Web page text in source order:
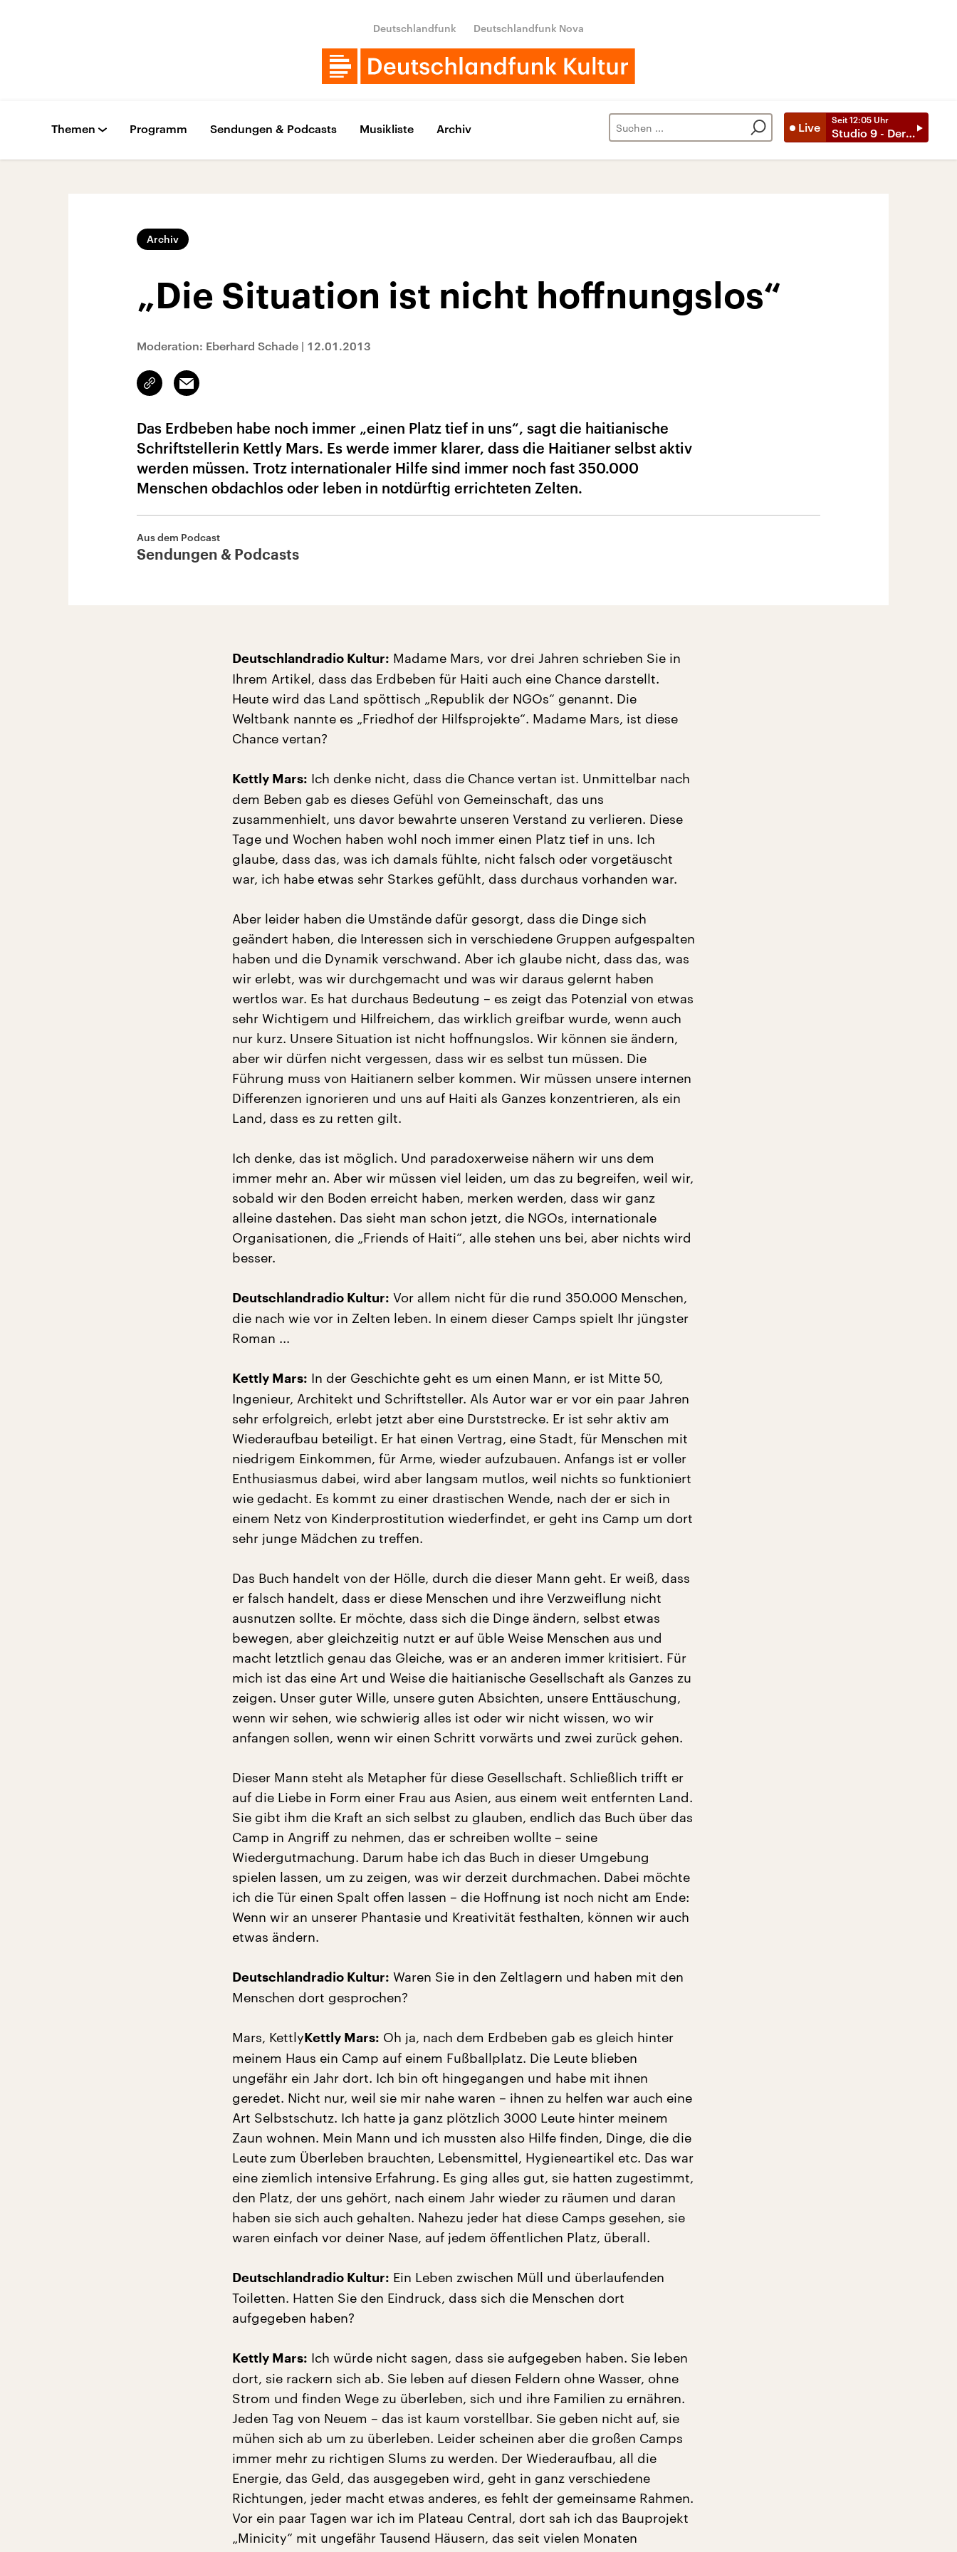
Deutschlandfunk Deutschlandfunk Nova
Live
Seit 12:05 Uhr
Studio 9 - Der Tag mit
Themen Programm Sendungen & Podcasts Musikliste Archiv
Archiv
„Die Situation ist nicht hoffnungslos“
Moderation: Eberhard Schade | 12.01.2013
Link
kopieren/teilen
Email
Das Erdbeben habe noch immer „einen Platz tief in uns“, sagt die haitianische
Schriftstellerin Kettly Mars. Es werde immer klarer, dass die Haitianer selbst aktiv
werden müssen. Trotz internationaler Hilfe sind immer noch fast 350.000
Menschen obdachlos oder leben in notdürftig errichteten Zelten.
Aus dem Podcast
Sendungen & Podcasts
Deutschlandradio Kultur: Madame Mars, vor drei Jahren schrieben Sie in
Ihrem Artikel, dass das Erdbeben für Haiti auch eine Chance darstellt.
Heute wird das Land spöttisch „Republik der NGOs“ genannt. Die
Weltbank nannte es „Friedhof der Hilfsprojekte“. Madame Mars, ist diese
Chance vertan?
Kettly Mars: Ich denke nicht, dass die Chance vertan ist. Unmittelbar nach
dem Beben gab es dieses Gefühl von Gemeinschaft, das uns
zusammenhielt, uns davor bewahrte unseren Verstand zu verlieren. Diese
Tage und Wochen haben wohl noch immer einen Platz tief in uns. Ich
glaube, dass das, was ich damals fühlte, nicht falsch oder vorgetäuscht
war, ich habe etwas sehr Starkes gefühlt, dass durchaus vorhanden war.
Aber leider haben die Umstände dafür gesorgt, dass die Dinge sich
geändert haben, die Interessen sich in verschiedene Gruppen aufgespalten
haben und die Dynamik verschwand. Aber ich glaube nicht, dass das, was
wir erlebt, was wir durchgemacht und was wir daraus gelernt haben
wertlos war. Es hat durchaus Bedeutung – es zeigt das Potenzial von etwas
sehr Wichtigem und Hilfreichem, das wirklich greifbar wurde, wenn auch
nur kurz. Unsere Situation ist nicht hoffnungslos. Wir können sie ändern,
aber wir dürfen nicht vergessen, dass wir es selbst tun müssen. Die
Führung muss von Haitianern selber kommen. Wir müssen unsere internen
Differenzen ignorieren und uns auf Haiti als Ganzes konzentrieren, als ein
Land, dass es zu retten gilt.
Ich denke, das ist möglich. Und paradoxerweise nähern wir uns dem
immer mehr an. Aber wir müssen viel leiden, um das zu begreifen, weil wir,
sobald wir den Boden erreicht haben, merken werden, dass wir ganz
alleine dastehen. Das sieht man schon jetzt, die NGOs, internationale
Organisationen, die „Friends of Haiti“, alle stehen uns bei, aber nichts wird
besser.
Deutschlandradio Kultur: Vor allem nicht für die rund 350.000 Menschen,
die nach wie vor in Zelten leben. In einem dieser Camps spielt Ihr jüngster
Roman ...
Kettly Mars: In der Geschichte geht es um einen Mann, er ist Mitte 50,
Ingenieur, Architekt und Schriftsteller. Als Autor war er vor ein paar Jahren
sehr erfolgreich, erlebt jetzt aber eine Durststrecke. Er ist sehr aktiv am
Wiederaufbau beteiligt. Er hat einen Vertrag, eine Stadt, für Menschen mit
niedrigem Einkommen, für Arme, wieder aufzubauen. Anfangs ist er voller
Enthusiasmus dabei, wird aber langsam mutlos, weil nichts so funktioniert
wie gedacht. Es kommt zu einer drastischen Wende, nach der er sich in
einem Netz von Kinderprostitution wiederfindet, er geht ins Camp um dort
sehr junge Mädchen zu treffen.
Das Buch handelt von der Hölle, durch die dieser Mann geht. Er weiß, dass
er falsch handelt, dass er diese Menschen und ihre Verzweiflung nicht
ausnutzen sollte. Er möchte, dass sich die Dinge ändern, selbst etwas
bewegen, aber gleichzeitig nutzt er auf üble Weise Menschen aus und
macht letztlich genau das Gleiche, was er an anderen immer kritisiert. Für
mich ist das eine Art und Weise die haitianische Gesellschaft als Ganzes zu
zeigen. Unser guter Wille, unsere guten Absichten, unsere Enttäuschung,
wenn wir sehen, wie schwierig alles ist oder wir nicht wissen, wo wir
anfangen sollen, wenn wir einen Schritt vorwärts und zwei zurück gehen.
Dieser Mann steht als Metapher für diese Gesellschaft. Schließlich trifft er
auf die Liebe in Form einer Frau aus Asien, aus einem weit entfernten Land.
Sie gibt ihm die Kraft an sich selbst zu glauben, endlich das Buch über das
Camp in Angriff zu nehmen, das er schreiben wollte – seine
Wiedergutmachung. Darum habe ich das Buch in dieser Umgebung
spielen lassen, um zu zeigen, was wir derzeit durchmachen. Dabei möchte
ich die Tür einen Spalt offen lassen – die Hoffnung ist noch nicht am Ende:
Wenn wir an unserer Phantasie und Kreativität festhalten, können wir auch
etwas ändern.
Deutschlandradio Kultur: Waren Sie in den Zeltlagern und haben mit den
Menschen dort gesprochen?
Mars, Kettly Kettly Mars: Oh ja, nach dem Erdbeben gab es gleich hinter
meinem Haus ein Camp auf einem Fußballplatz. Die Leute blieben
ungefähr ein Jahr dort. Ich bin oft hingegangen und habe mit ihnen
geredet. Nicht nur, weil sie mir nahe waren – ihnen zu helfen war auch eine
Art Selbstschutz. Ich hatte ja ganz plötzlich 3000 Leute hinter meinem
Zaun wohnen. Mein Mann und ich mussten also Hilfe finden, Dinge, die die
Leute zum Überleben brauchten, Lebensmittel, Hygieneartikel etc. Das war
eine ziemlich intensive Erfahrung. Es ging alles gut, sie hatten zugestimmt,
den Platz, der uns gehört, nach einem Jahr wieder zu räumen und daran
haben sie sich auch gehalten. Nahezu jeder hat diese Camps gesehen, sie
waren einfach vor deiner Nase, auf jedem öffentlichen Platz, überall.
Deutschlandradio Kultur: Ein Leben zwischen Müll und überlaufenden
Toiletten. Hatten Sie den Eindruck, dass sich die Menschen dort
aufgegeben haben?
Kettly Mars: Ich würde nicht sagen, dass sie aufgegeben haben. Sie leben
dort, sie rackern sich ab. Sie leben auf diesen Feldern ohne Wasser, ohne
Strom und finden Wege zu überleben, sich und ihre Familien zu ernähren.
Jeden Tag von Neuem – das ist kaum vorstellbar. Sie geben nicht auf, sie
mühen sich ab um zu überleben. Leider scheinen aber die großen Camps
immer mehr zu richtigen Slums zu werden. Der Wiederaufbau, all die
Energie, das Geld, das ausgegeben wird, geht in ganz verschiedene
Richtungen, jeder macht etwas anderes, es fehlt der gemeinsame Rahmen.
Vor ein paar Tagen war ich im Plateau Central, dort sah ich das Bauprojekt
„Minicity“ mit ungefähr Tausend Häusern, das seit vielen Monaten